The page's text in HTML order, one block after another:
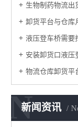
生物制药物流出货口，防
卸货平台与仓库月台
液压登车桥需要
安装卸货口液压
物流仓库卸货平台有哪几
新闻资讯
N